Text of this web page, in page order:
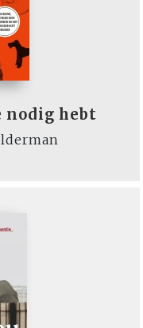
nodig hebt